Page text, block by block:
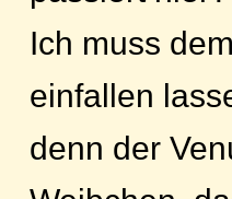
Ich muss
einfallen
denn der